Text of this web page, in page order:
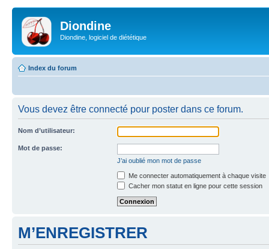
Diondine
Diondine, logiciel de diététique
Index du forum
Vous devez être connecté pour poster dans ce forum.
Nom d’utilisateur:
Mot de passe:
J’ai oublié mon mot de passe
Me connecter automatiquement à chaque visite
Cacher mon statut en ligne pour cette session
M’ENREGISTRER